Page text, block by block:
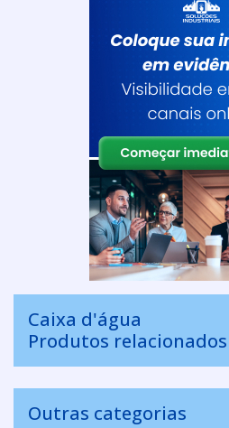
Caixa d'água
Produtos relacionados
Outras categorias